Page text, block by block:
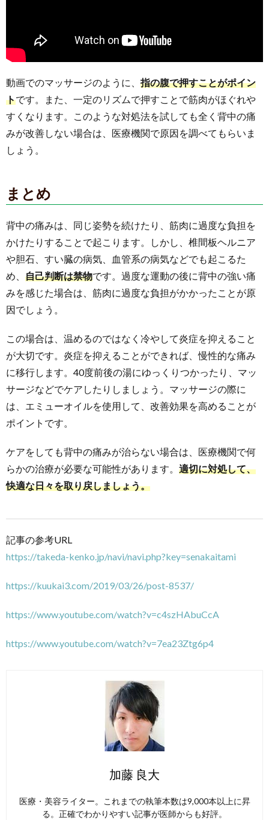
動画でのマッサージのように、 指の腹で押すことがポイン
トです。また、一定のリズムで押すことで筋肉がほぐれや
すくなります。このような対処法を試しても全く背中の痛
みが改善しない場合は、医療機関で原因を調べてもらいま
しょう。
まとめ
背中の痛みは、同じ姿勢を続けたり、筋肉に過度な負担を
かけたりすることで起こります。しかし、椎間板ヘルニア
や胆石、すい臓の病気、血管系の病気などでも起こるた
め、 自己判断は禁物です。過度な運動の後に背中の強い痛
みを感じた場合は、筋肉に過度な負担がかかったことが原
因でしょう。
この場合は、温めるのではなく冷やして炎症を抑えること
が大切です。炎症を抑えることができれば、慢性的な痛み
に移行します。40度前後の湯にゆっくりつかったり、マッ
サージなどでケアしたりしましょう。マッサージの際に
は、エミューオイルを使用して、改善効果を高めることが
ポイントです。
ケアをしても背中の痛みが治らない場合は、医療機関で何
らかの治療が必要な可能性があります。 適切に対処して、
快適な日々を取り戻しましょう。
記事の参考URL
https://takeda-kenko.jp/navi/navi.php?key=senakaitami
https://kuukai3.com/2019/03/26/post-8537/
https://www.youtube.com/watch?v=c4szHAbuCcA
https://www.youtube.com/watch?v=7ea23Ztg6p4
加藤 良大
医療・美容ライター。これまでの執筆本数は9,000本以上に昇
る。正確でわかりやすい記事が医師からも好評。